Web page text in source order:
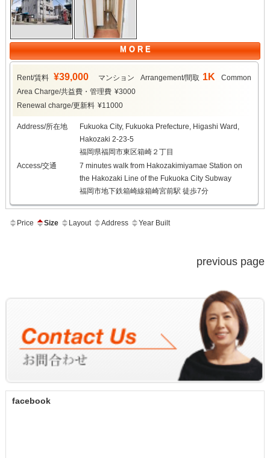
M O R E
Rent/賃料 ¥39,000 マンション Arrangement/間取 1K
Common
Area Charge/共益費・管理費 ¥3000
Renewal charge/更新料 ¥11000
Address/所在地
Fukuoka City, Fukuoka Prefecture, Higashi Ward,
Hakozaki 2-23-5
福岡県福岡市東区箱崎２丁目
Access/交通
7 minutes walk from Hakozakimiyamae Station on
the Hakozaki Line of the Fukuoka City Subway
福岡市地下鉄箱崎線箱崎宮前駅 徒歩7分
Price Size Layout Address Year Built
previous page
facebook